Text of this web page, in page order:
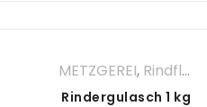
METZGEREI, Rindfleisch
Rindergulasch 1 kg